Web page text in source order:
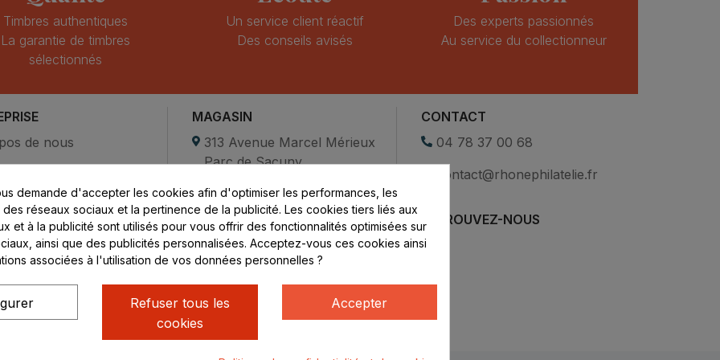
Timbres authentiques
La garantie de timbres
sélectionnés
Un service client réactif
Des conseils avisés
Des experts passionnés
Au service du collectionneur
de nous
nous
MAGASIN
313 Avenue Marcel Mérieux
Parc de Sacuny
Lundi au vendredi :
8h - 16h
uniquement sur Rendez-
vous
CONTACT
04 78 37 00 68
contact@rhonephilatelie.fr
RETROUVEZ-NOUS
demande d'accepter les cookies afin d'optimiser les performances, les
réseaux sociaux et la pertinence de la publicité. Les cookies tiers liés aux
et à la publicité sont utilisés pour vous offrir des fonctionnalités optimisées sur
ainsi que des publicités personnalisées. Acceptez-vous ces cookies ainsi
associées à l'utilisation de vos données personnelles ?
Accepter
Refuser tous les
cookies